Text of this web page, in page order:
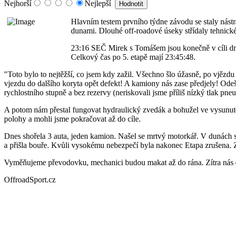
Nejhorší Nejlepší
Hlavním testem prvního týdne závodu se staly
dunami. Dlouhé off-roadové úseky střídaly
23:16 SEČ Mirek s Tomášem jsou konečně v cíli
Celkový čas po 5. etapě mají 23:45:48.
"Toto bylo to nejtěžší, co jsem kdy zažil. Všechno šlo úžasně, po
vjezdu do dalšího koryta opět defekt! A kamiony nás zase předjely!
rychlostního stupně a bez rezervy (neriskovali jsme příliš nízký tlak
A potom nám přestal fungovat hydraulický zvedák a bohužel ve
polohy a mohli jsme pokračovat až do cíle.
Dnes shořela 3 auta, jeden kamion. Našel se mrtvý motorkář. V
a přišla bouře. Kvůli vysokému nebezpečí byla nakonec Etapa
Vyměňujeme převodovku, mechanici budou makat až do rána. Zítra
OffroadSport.cz